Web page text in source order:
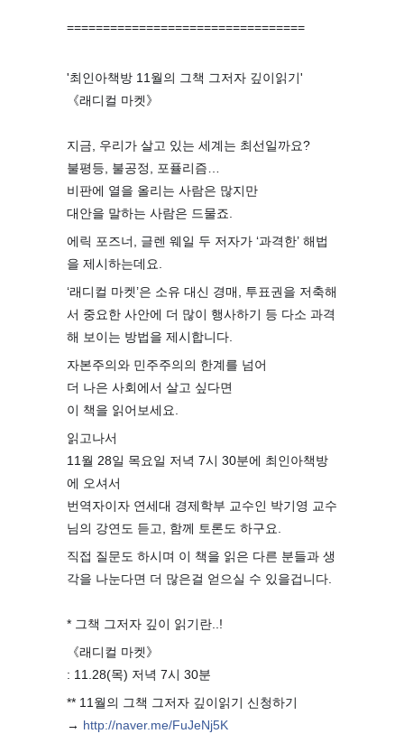
=================================
'최인아책방 11월의 그책 그저자 깊이읽기'
《래디컬 마켓》
지금, 우리가 살고 있는 세계는 최선일까요?
불평등, 불공정, 포퓰리즘…
비판에 열을 올리는 사람은 많지만
대안을 말하는 사람은 드물죠.
에릭 포즈너, 글렌 웨일 두 저자가 ‘과격한’ 해법
을 제시하는데요.
‘래디컬 마켓’은 소유 대신 경매, 투표권을 저축해
서 중요한 사안에 더 많이 행사하기 등 다소 과격
해 보이는 방법을 제시합니다.
자본주의와 민주주의의 한계를 넘어
더 나은 사회에서 살고 싶다면
이 책을 읽어보세요.
읽고나서
11월 28일 목요일 저녁 7시 30분에 최인아책방
에 오셔서
번역자이자 연세대 경제학부 교수인 박기영 교수
님의 강연도 듣고, 함께 토론도 하구요.
직접 질문도 하시며 이 책을 읽은 다른 분들과 생
각을 나눈다면 더 많은걸 얻으실 수 있을겁니다.
* 그책 그저자 깊이 읽기란..!
《래디컬 마켓》
: 11.28(목) 저녁 7시 30분
** 11월의 그책 그저자 깊이읽기 신청하기
→ http://naver.me/FuJeNj5K